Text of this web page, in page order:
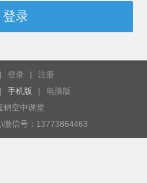
登录
| 登录 |
注册
| 手机版 |
电脑版
销空中课堂
微信号：13773864463